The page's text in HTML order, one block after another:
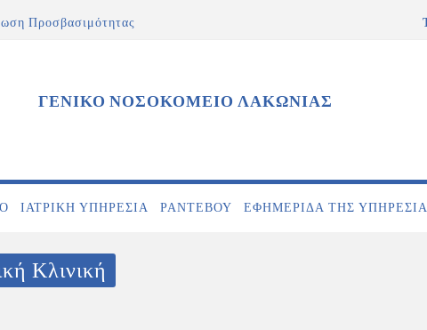
Προσβασιμότητας
ΓΕΝΙΚΟ ΝΟΣΟΚΟΜΕΙΟ ΛΑΚΩΝΙΑΣ
ΙΑΤΡΙΚΉ ΥΠΗΡΕΣΊΑ ΡΑΝΤΕΒΟΎ ΕΦΗΜΕΡΊΔΑ ΤΗΣ
Κλινική